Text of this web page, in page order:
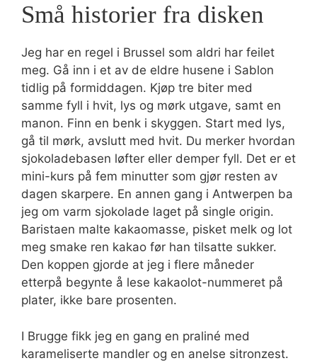
Små historier fra disken
Jeg har en regel i Brussel som aldri har feilet
meg. Gå inn i et av de eldre husene i Sablon
tidlig på formiddagen. Kjøp tre biter med
samme fyll i hvit, lys og mørk utgave, samt en
manon. Finn en benk i skyggen. Start med lys,
gå til mørk, avslutt med hvit. Du merker hvordan
sjokoladebasen løfter eller demper fyll. Det er et
mini-kurs på fem minutter som gjør resten av
dagen skarpere. En annen gang i Antwerpen ba
jeg om varm sjokolade laget på single origin.
Baristaen malte kakaomasse, pisket melk og lot
meg smake ren kakao før han tilsatte sukker.
Den koppen gjorde at jeg i flere måneder
etterpå begynte å lese kakaolot-nummeret på
plater, ikke bare prosenten.
I Brugge fikk jeg en gang en praliné med
karameliserte mandler og en anelse sitronzest.